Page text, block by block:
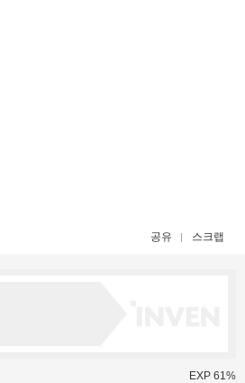
공유 스크랩
EXP 61%